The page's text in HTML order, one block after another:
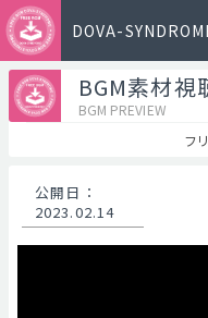
DOVA-
BGM素材視
BGM PREVIEW
フ
公開日 ：
2023.02.14